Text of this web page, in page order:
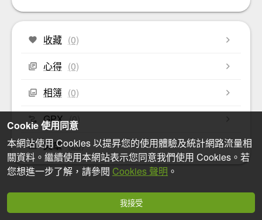
收藏 (0)
心得 (0)
相簿 (0)
GPX (0)
文章 (29)
Cookie 使用同意
本網站使用 Cookies 以提昇您的使用體驗及統計網路流量相
關資料。繼續使用本網站表示您同意我們使用 Cookies。若
您想進一步了解，請參閱 Cookies 聲明 。
我接受